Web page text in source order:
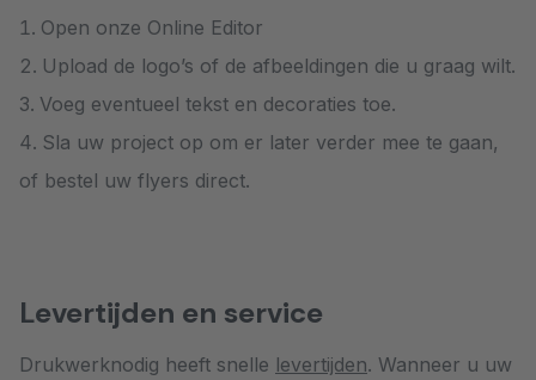
Open onze Online Editor
Upload de logo’s of de afbeeldingen die u graag wilt.
Voeg eventueel tekst en decoraties toe.
Sla uw project op om er later verder mee te gaan,
of bestel uw flyers direct.
Levertijden en service
Drukwerknodig heeft snelle levertijden. Wanneer u uw